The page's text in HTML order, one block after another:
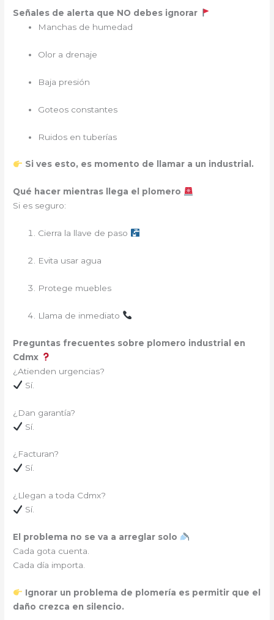
Señales de alerta que NO debes ignorar
Manchas de humedad
Olor a drenaje
Baja presión
Goteos constantes
Ruidos en tuberías
Si ves esto, es momento de llamar a un industrial.
Qué hacer mientras llega el plomero
Si es seguro:
Cierra la llave de paso
Evita usar agua
Protege muebles
Llama de inmediato
Preguntas frecuentes sobre plomero industrial en
Cdmx
¿Atienden urgencias?
Sí.
¿Dan garantía?
Sí.
¿Facturan?
Sí.
¿Llegan a toda Cdmx?
Sí.
El problema no se va a arreglar solo
Cada gota cuenta.
Cada día importa.
Ignorar un problema de plomería es permitir que el
daño crezca en silencio.